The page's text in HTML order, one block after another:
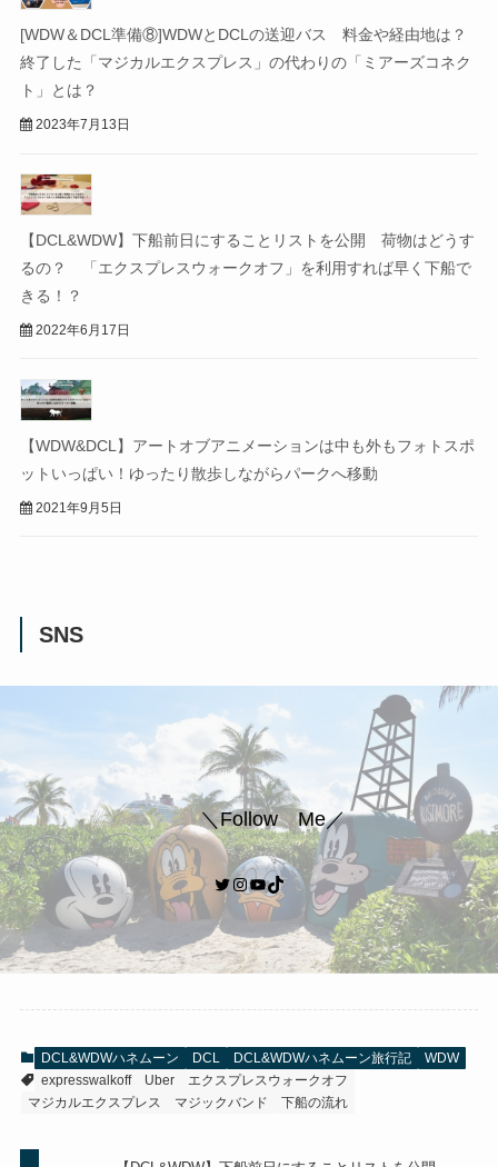
[WDW＆DCL準備⑧]WDWとDCLの送迎バス 料金や経由地は？
終了した「マジカルエクスプレス」の代わりの「ミアーズコネク
ト」とは？
2023年7月13日
【DCL&WDW】下船前日にすることリストを公開 荷物はどうす
るの？ 「エクスプレスウォークオフ」を利用すれば早く下船で
きる！？
2022年6月17日
【WDW&DCL】アートオブアニメーションは中も外もフォトスポ
ットいっぱい！ゆったり散歩しながらパークへ移動
2021年9月5日
SNS
＼Follow Me／
Twitter
Instagram
YouTube
TikTok
DCL&WDWハネムーン DCL DCL&WDWハネムーン旅行記
WDW
expresswalkoff
Uber
エクスプレスウォークオフ
マジカルエクスプレス
マジックバンド 下船の流れ